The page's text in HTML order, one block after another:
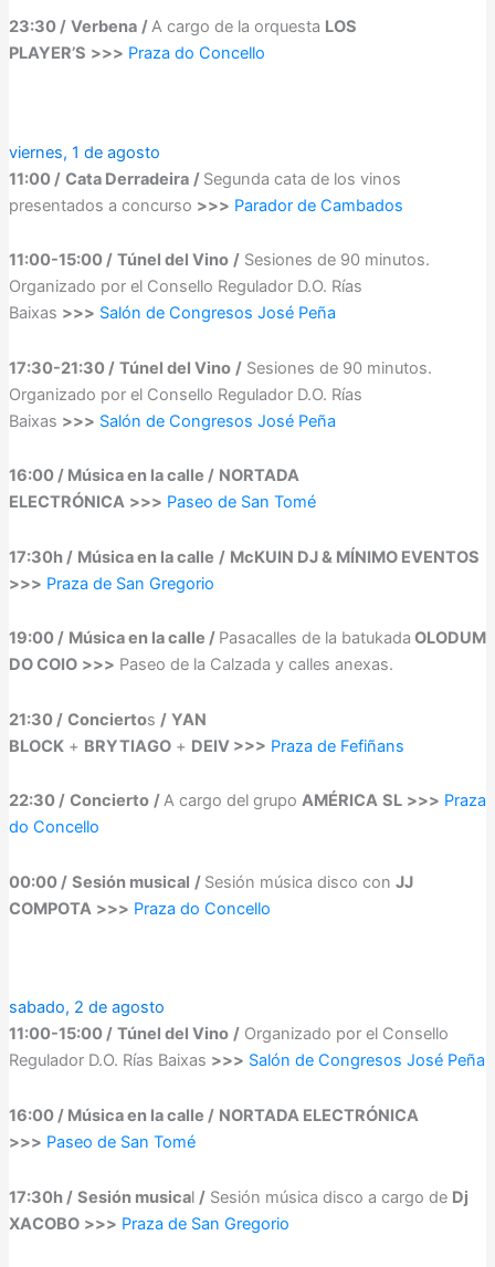
23:30 / Verbena /A cargo de la orquesta LOS
PLAYER’S >>> Praza do Concello
viernes, 1 de agosto
11:00 / Cata Derradeira / Segunda cata de los vinos
presentados a concurso >>> Parador de Cambados
11:00-15:00 / Túnel del Vino /Sesiones de 90 minutos.
Organizado por el Consello Regulador D.O. Rías
Baixas >>> Salón de Congresos José Peña
17:30-21:30 / Túnel del Vino /Sesiones de 90 minutos.
Organizado por el Consello Regulador D.O. Rías
Baixas >>> Salón de Congresos José Peña
16:00 / Música en la calle / NORTADA
ELECTRÓNICA >>> Paseo de San Tomé
17:30h / Música en la calle / McKUIN DJ & MÍNIMO EVENTOS
>>> Praza de San Gregorio
19:00 / Música en la calle / Pasacalles de la batukada OLODUM
DO COIO >>> Paseo de la Calzada y calles anexas.
21:30 / Conciertos / YAN
BLOCK+ BRYTIAGO+ DEIV >>> Praza de Fefiñans
22:30 / Concierto /A cargo del grupo AMÉRICA SL >>> Praza
do Concello
00:00 / Sesión musical / Sesión música disco con JJ
COMPOTA >>> Praza do Concello
sabado, 2 de agosto
11:00-15:00 / Túnel del Vino /Organizado por el Consello
Regulador D.O. Rías Baixas >>> Salón de Congresos José Peña
16:00 / Música en la calle / NORTADA ELECTRÓNICA
>>> Paseo de San Tomé
17:30h / Sesión musical /Sesión música disco a cargo de Dj
XACOBO >>> Praza de San Gregorio